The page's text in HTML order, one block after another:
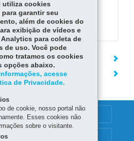
do ITCMD
utiliza cookies
garantir seu
além de cookies do
exibição de vídeos e
para coleta de
de uso. Você pode
tratamos os cookies
opções abaixo.
acesse
de Privacidade.
de cookie, nosso portal não
Esses cookies não
sobre o visitante.